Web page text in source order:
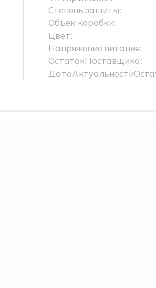
Степень защиты:
Объем коробки:
Цвет:
Напряжение питания:
ОстатокПоставщика: